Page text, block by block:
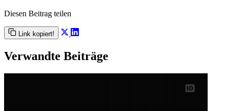
Diesen Beitrag teilen
Link kopiert!
Verwandte Beiträge